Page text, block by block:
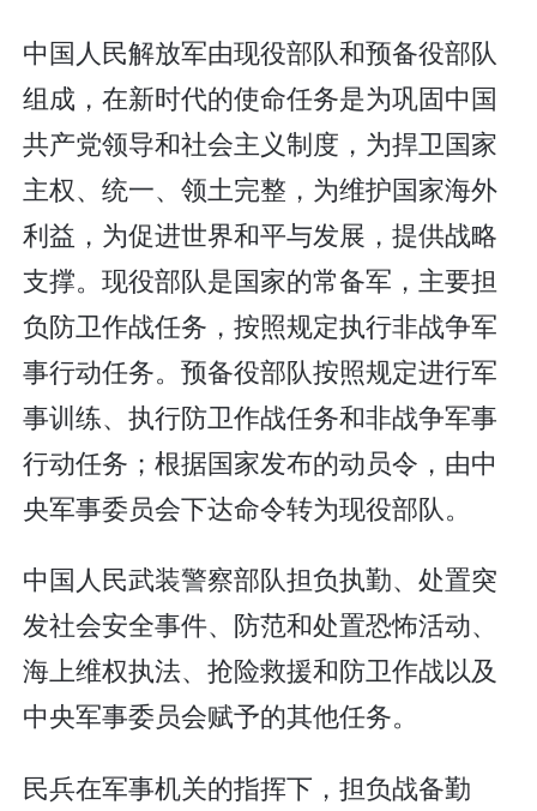
中国人民解放军由现役部队和预备役部队
组成，在新时代的使命任务是为巩固中国
共产党领导和社会主义制度，为捍卫国家
主权、统一、领土完整，为维护国家海外
利益，为促进世界和平与发展，提供战略
支撑。现役部队是国家的常备军，主要担
负防卫作战任务，按照规定执行非战争军
事行动任务。预备役部队按照规定进行军
事训练、执行防卫作战任务和非战争军事
行动任务；根据国家发布的动员令，由中
央军事委员会下达命令转为现役部队。
中国人民武装警察部队担负执勤、处置突
发社会安全事件、防范和处置恐怖活动、
海上维权执法、抢险救援和防卫作战以及
中央军事委员会赋予的其他任务。
民兵在军事机关的指挥下，担负战备勤